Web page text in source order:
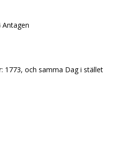
Antagen
1773, och samma Dag i stället